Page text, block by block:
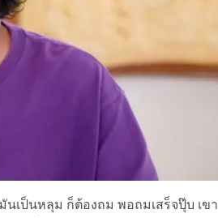
นเป็นหลุม ก็ต้องถม พอถมเสร็จปุ๊บ เขา